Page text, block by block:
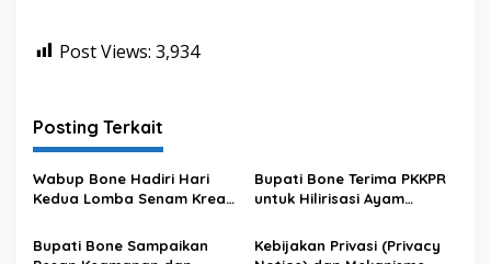
Post Views: 3,934
Posting Terkait
Wabup Bone Hadiri Hari
Kedua Lomba Senam Kreasi
Bupati Bone Terima PKKPR
untuk Hilirisasi Ayam
Bupati Bone Sampaikan
Kebijakan Privasi (Privacy